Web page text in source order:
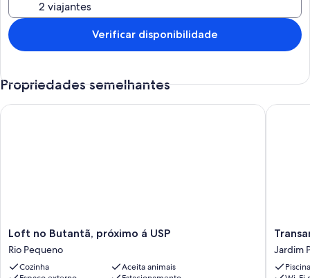
Verificar disponibilidade
Propriedades semelhantes
Loft
no
Butantã,
próximo
Loft no Butantã, próximo á USP
Rio Pequeno
Cozinha
Aceita animais
Loft no Butantã, próximo á USP
Prime
Plaza
Jardim
Piscina